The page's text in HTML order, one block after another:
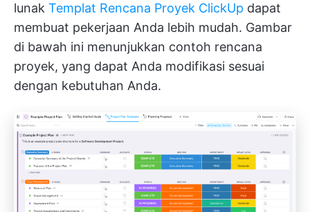
lunak Templat Rencana Proyek ClickUp dapat
membuat pekerjaan Anda lebih mudah. Gambar
di bawah ini menunjukkan contoh rencana
proyek, yang dapat Anda modifikasi sesuai
dengan kebutuhan Anda.